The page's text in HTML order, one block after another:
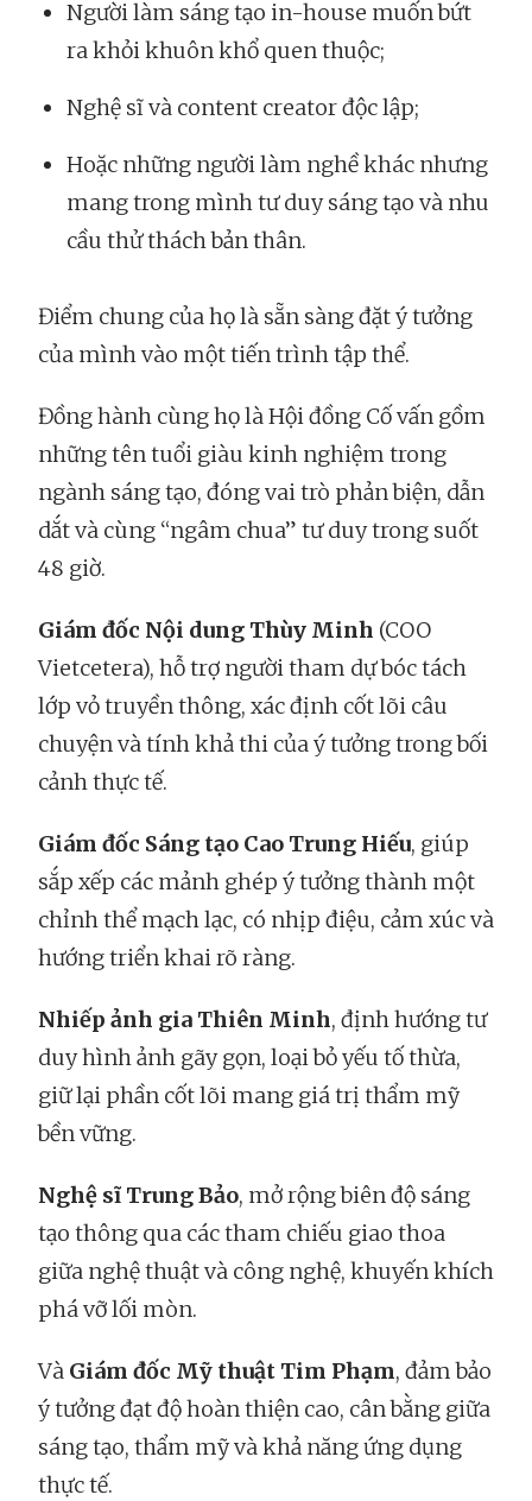
Người làm sáng tạo in-house muốn bứt
ra khỏi khuôn khổ quen thuộc;
Nghệ sĩ và content creator độc lập;
Hoặc những người làm nghề khác nhưng
mang trong mình tư duy sáng tạo và nhu
cầu thử thách bản thân.
Điểm chung của họ là sẵn sàng đặt ý tưởng
của mình vào một tiến trình tập thể.
Đồng hành cùng họ là Hội đồng Cố vấn gồm
những tên tuổi giàu kinh nghiệm trong
ngành sáng tạo, đóng vai trò phản biện, dẫn
dắt và cùng “ngâm chua” tư duy trong suốt
48 giờ.
Giám đốc Nội dung Thùy Minh (COO
Vietcetera), hỗ trợ người tham dự bóc tách
lớp vỏ truyền thông, xác định cốt lõi câu
chuyện và tính khả thi của ý tưởng trong bối
cảnh thực tế.
Giám đốc Sáng tạo Cao Trung Hiếu, giúp
sắp xếp các mảnh ghép ý tưởng thành một
chỉnh thể mạch lạc, có nhịp điệu, cảm xúc và
hướng triển khai rõ ràng.
Nhiếp ảnh gia Thiên Minh, định hướng tư
duy hình ảnh gãy gọn, loại bỏ yếu tố thừa,
giữ lại phần cốt lõi mang giá trị thẩm mỹ
bền vững.
Nghệ sĩ Trung Bảo, mở rộng biên độ sáng
tạo thông qua các tham chiếu giao thoa
giữa nghệ thuật và công nghệ, khuyến khích
phá vỡ lối mòn.
Và Giám đốc Mỹ thuật Tim Phạm, đảm bảo
ý tưởng đạt độ hoàn thiện cao, cân bằng giữa
sáng tạo, thẩm mỹ và khả năng ứng dụng
thực tế.